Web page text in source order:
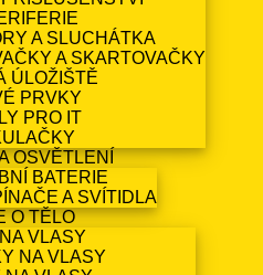
A SLUCHÁTKA
A SKARTOVAČKY
ÚLOŽIŠTĚ
PRVKY
PRO IT
OSVĚTLENÍ
BATERIE
A SVÍTIDLA
O TĚLO
VLASY
NA VLASY